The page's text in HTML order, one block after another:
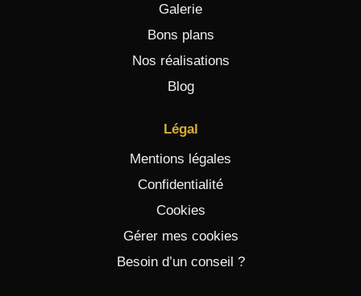
Galerie
Bons plans
Nos réalisations
Blog
Légal
Mentions légales
Confidentialité
Cookies
Gérer mes cookies
Besoin d’un conseil ?